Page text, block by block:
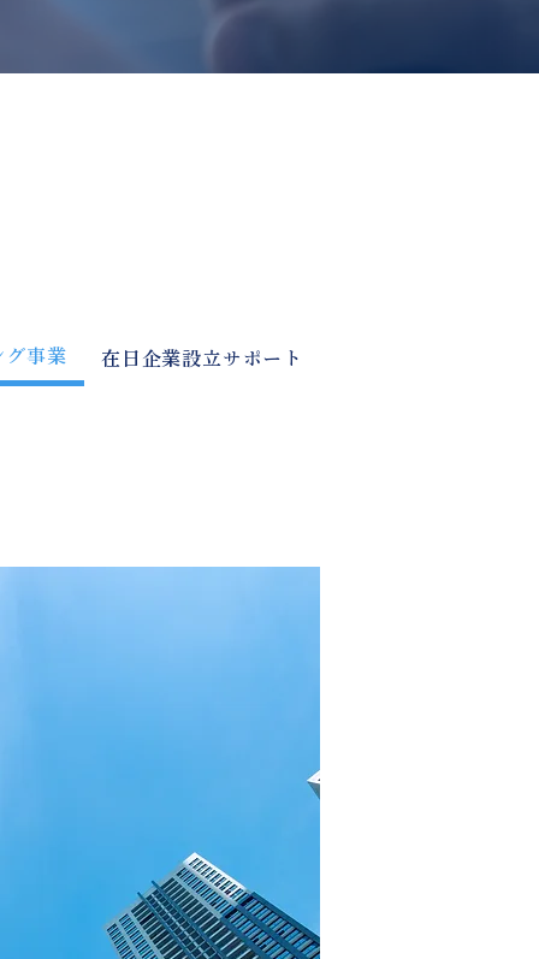
グ事業 在日企業設立サポート